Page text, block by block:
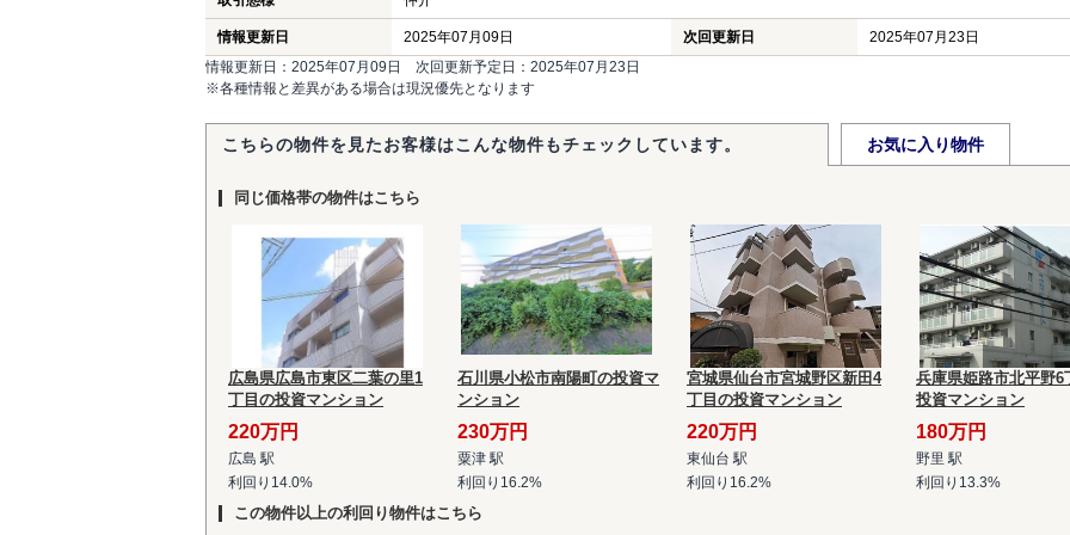
情報更新日 2025年07月09日 次回更新日
2025年07月23日
情報更新日：2025年07月09日 次回更新予定日：2025年07月23日
※各種情報と差異がある場合は現況優先となります
こちらの物件を見たお客様はこんな物件もチェックしています。 お気に入り物件
同じ価格帯の物件はこちら
広島県広島市東区二葉の里1
丁目の投資マンション
220万円
広島 駅
利回り14.0%
石川県小松市南陽町の投資マ
ンション
230万円
粟津 駅
利回り16.2%
宮城県仙台市宮城野区新田4
丁目の投資マンション
220万円
東仙台 駅
利回り16.2%
兵庫県姫路市北平野6
投資マンション
180万円
野里 駅
利回り13.3%
この物件以上の利回り物件はこちら